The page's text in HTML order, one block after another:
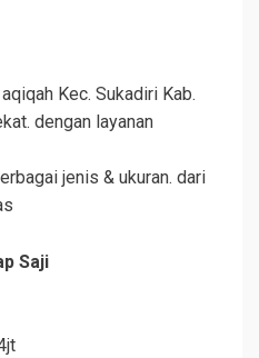
Kec. Sukadiri Kab.
dengan layanan
jenis & ukuran. dari
Saji